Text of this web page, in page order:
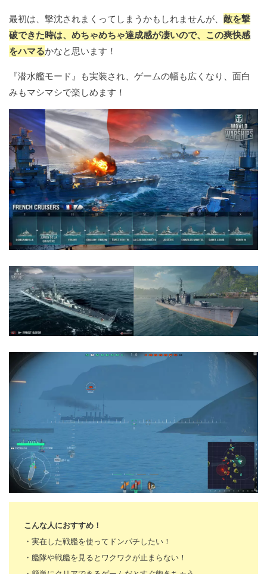
最初は、撃沈されまくってしまうかもしれませんが、 敵を撃
破できた時は、めちゃめちゃ達成感が凄いので、この爽快感
をハマるかなと思います！
『潜水艦モード』も実装され、ゲームの幅も広くなり、面白
みもマシマシで楽しめます！
こんな人におすすめ！
・実在した戦艦を使ってドンパチしたい！
・艦隊や戦艦を見るとワクワクが止まらない！